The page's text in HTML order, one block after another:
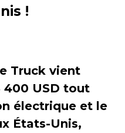
!
Truck vient
400 USD tout
électrique et le
États-Unis,